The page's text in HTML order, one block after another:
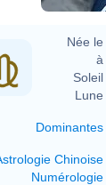
Née le
à
Soleil
Lune
Dominantes
Chinoise
Numérologie